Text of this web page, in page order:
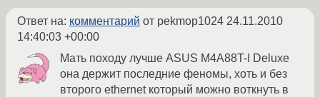
Ответ на: комментарий от pekmop1024 24.11.2010
14:40:03 +00:00
Мать походу лучше ASUS M4A88T-I Deluxe
она держит последние феномы, хоть и без
второго ethernet который можно воткнуть в